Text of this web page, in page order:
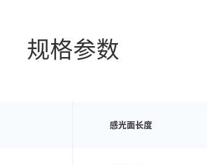
规格参数
感光面长度